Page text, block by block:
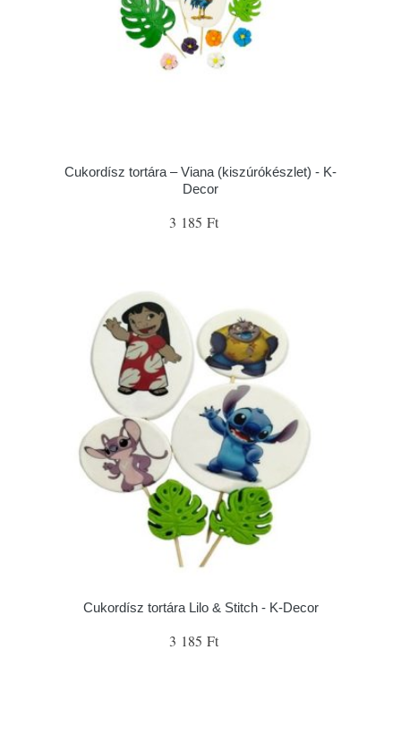
Cukordísz tortára – Viana (kiszúrókészlet) - K-
Decor
3 185 Ft
Cukordísz tortára Lilo & Stitch - K-Decor
3 185 Ft